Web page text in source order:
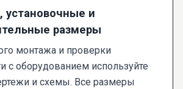
установочные и
размеры
монтажа и проверки
с оборудованием используйте
и схемы. Все размеры